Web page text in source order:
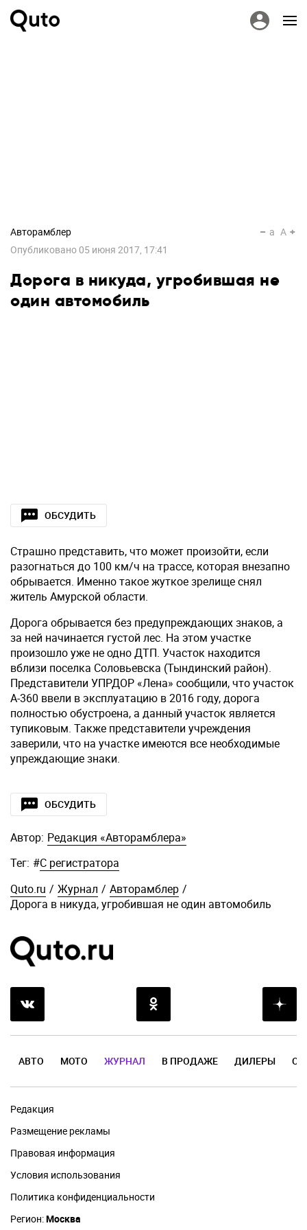
Авторамблер
Опубликовано 05 июня 2017, 17:41
a A
Дорога в никуда, угробившая не
один автомобиль
ОБСУДИТЬ
Страшно представить, что может произойти, если
разогнаться до 100 км/ч на трассе, которая внезапно
обрывается. Именно такое жуткое зрелище снял
житель Амурской области.
Дорога обрывается без предупреждающих знаков, а
за ней начинается густой лес. На этом участке
произошло уже не одно ДТП. Участок находится
вблизи поселка Соловьевска (Тындинский район).
Представители УПРДОР «Лена» сообщили, что участок
А-360 ввели в эксплуатацию в 2016 году, дорога
полностью обустроена, а данный участок является
тупиковым. Также представители учреждения
заверили, что на участке имеются все необходимые
упреждающие знаки.
ОБСУДИТЬ
Автор: Редакция «Авторамблера»
Тег: #С регистратора
Quto.ru / Журнал / Авторамблер /
Дорога в никуда, угробившая не один автомобиль
АВТО МОТО ЖУРНАЛ В ПРОДАЖЕ ДИЛЕРЫ
Редакция
Размещение рекламы
Правовая информация
Условия использования
Политика конфиденциальности
Регион:Москва